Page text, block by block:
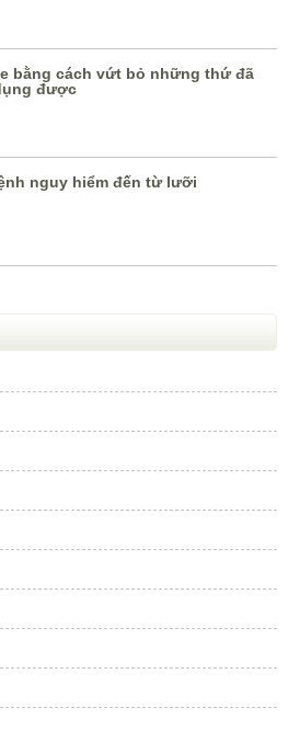
bằng cách vứt bỏ những thứ đã
được
nguy hiểm đến từ lưỡi